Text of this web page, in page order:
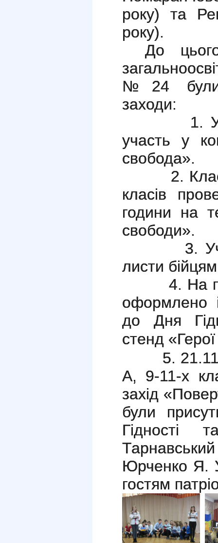
року) та
року).
До
№24 були
заходи:
1. Учні
участь у
свобода».
2. Класні
класів
години на
свободи».
3. Учні
листи
4. На
оформлено
до Дня
стенд
5.
А, 9-11-х
захід
були
Гідності
Юрченко Я.
гостям